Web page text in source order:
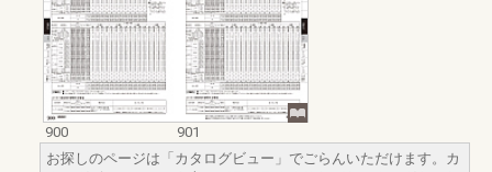
900
901
お探しのページは「カタログビュー」でごらんいただけます。カ